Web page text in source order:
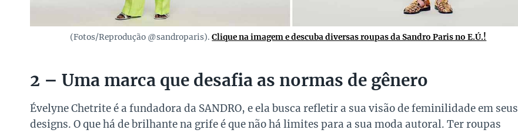
(Fotos/Reprodução @sandroparis).Clique na imagem e descuba diversas roupas da Sandro Paris no E.Ú.!
2 – Uma marca que desafia as normas de gênero
Évelyne Chetrite é a fundadora da SANDRO, e ela busca refletir a sua visão de feminilidade em seus
designs. O que há de brilhante na grife é que não há limites para a sua moda autoral. Ter roupas